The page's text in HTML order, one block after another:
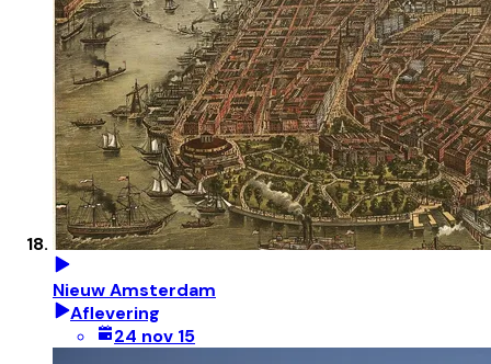
Nieuw Amsterdam
Aflevering
24 nov 15